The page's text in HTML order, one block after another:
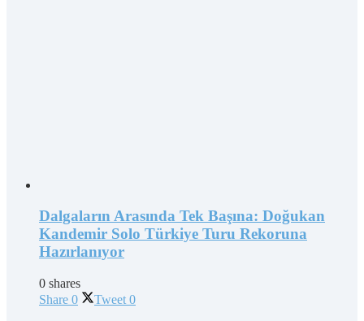
Dalgaların Arasında Tek Başına: Doğukan
Kandemir Solo Türkiye Turu Rekoruna
Hazırlanıyor
0 shares
Share 0 Tweet 0